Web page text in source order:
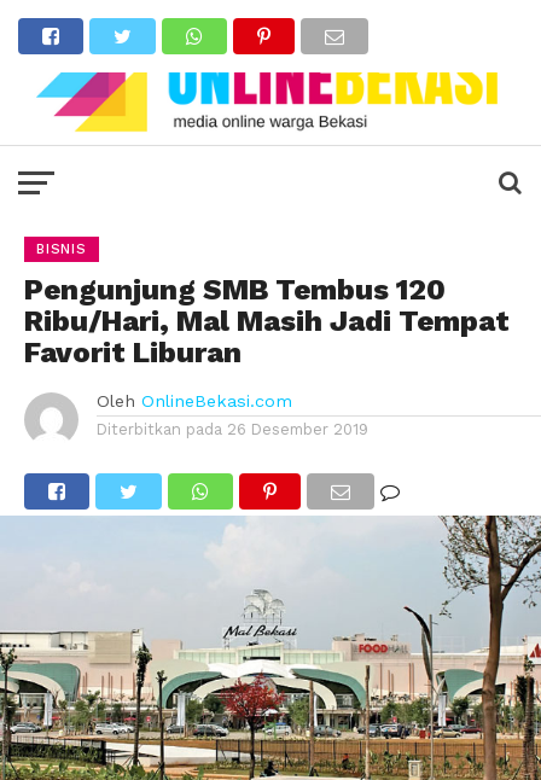
BISNIS
Pengunjung SMB Tembus 120
Ribu/Hari, Mal Masih Jadi Tempat
Favorit Liburan
Oleh OnlineBekasi.com
Diterbitkan pada 26 Desember 2019